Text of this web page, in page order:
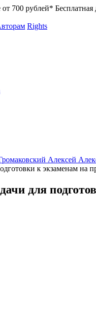
от 700 рублей*
Rights
Алексей
для